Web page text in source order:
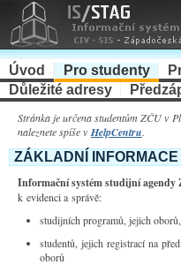
Úvod Pro studenty
Důležité adresy
Stránka je určena studentům ZČU v
naleznete spíše v HelpCentru
ZÁKLADNÍ
Informační systém studijní agendy
k evidenci a správě:
studijních programů, jejich
studentů, jejich registrací na
oborů